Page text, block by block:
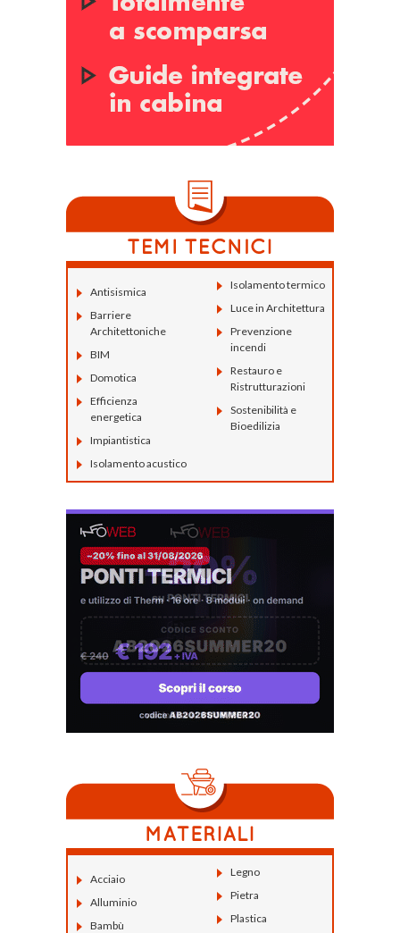
Antisismica
Barriere
Architettoniche
BIM
Domotica
Efficienza
energetica
Impiantistica
Isolamento acustico
Isolamento termico
Luce in Architettura
Prevenzione
incendi
Restauro e
Ristrutturazioni
Sostenibilità e
Bioedilizia
Acciaio
Alluminio
Bambù
Legno
Pietra
Plastica